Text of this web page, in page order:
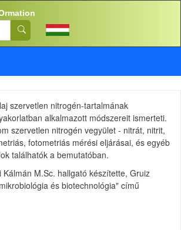
szervetlen nitrogén-tartalmának
alkalmazott módszereit ismerteti.
szervetlen nitrogén vegyület - nitrát, nitrit,
fotometriás mérési eljárásai, és egyéb
találhatók a bemutatóban.
Kálmán M.Sc. hallgató készítette, Gruiz
és biotechnológia" című